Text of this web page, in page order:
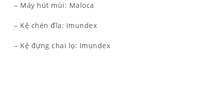
– Máy hút mùi: Maloca
– Kệ chén đĩa: Imundex
– Kệ đựng chai lọ: Imundex